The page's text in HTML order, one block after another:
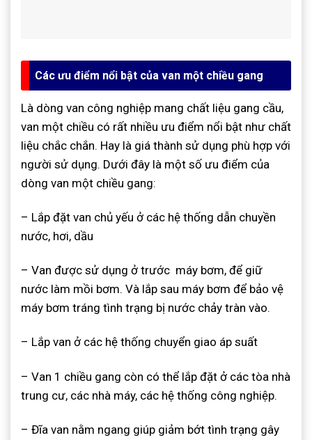
Các ưu điểm nổi bật của van một chiều gang
Là dòng van công nghiệp mang chất liệu gang cầu,
van một chiều có rất nhiều ưu điểm nổi bật như chất
liệu chắc chắn. Hay là giá thành sử dụng phù hợp với
người sử dụng. Dưới đây là một số ưu điểm của
dòng van một chiều gang:
– Lắp đặt van chủ yếu ở các hệ thống dẫn chuyền
nước, hơi, dầu
– Van được sử dụng ở trước máy bơm, để giữ
nước làm mồi bơm. Và lắp sau máy bơm để bảo vệ
máy bơm tráng tình trạng bị nước chảy tràn vào.
– Lắp van ở các hệ thống chuyển giao áp suất
– Van 1 chiều gang còn có thể lắp đặt ở các tòa nhà
trung cư, các nhà máy, các hệ thống công nghiệp.
– Đĩa van nằm ngang giúp giảm bớt tình trạng gây